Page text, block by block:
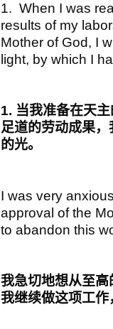
1. When I was
results of my
Mother of God, I
light, by which I
1. 当我准备在天
足道的劳动成果
的光。
I was very
approval of the
to abandon this
我急切地想从至
我继续做这项工